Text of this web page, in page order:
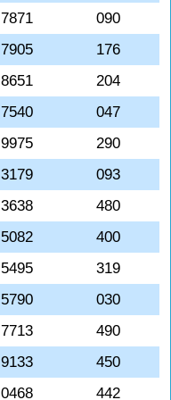
7871
090
7905
176
8651
204
7540
047
9975
290
3179
093
3638
480
5082
400
5495
319
5790
030
7713
490
9133
450
0468 442